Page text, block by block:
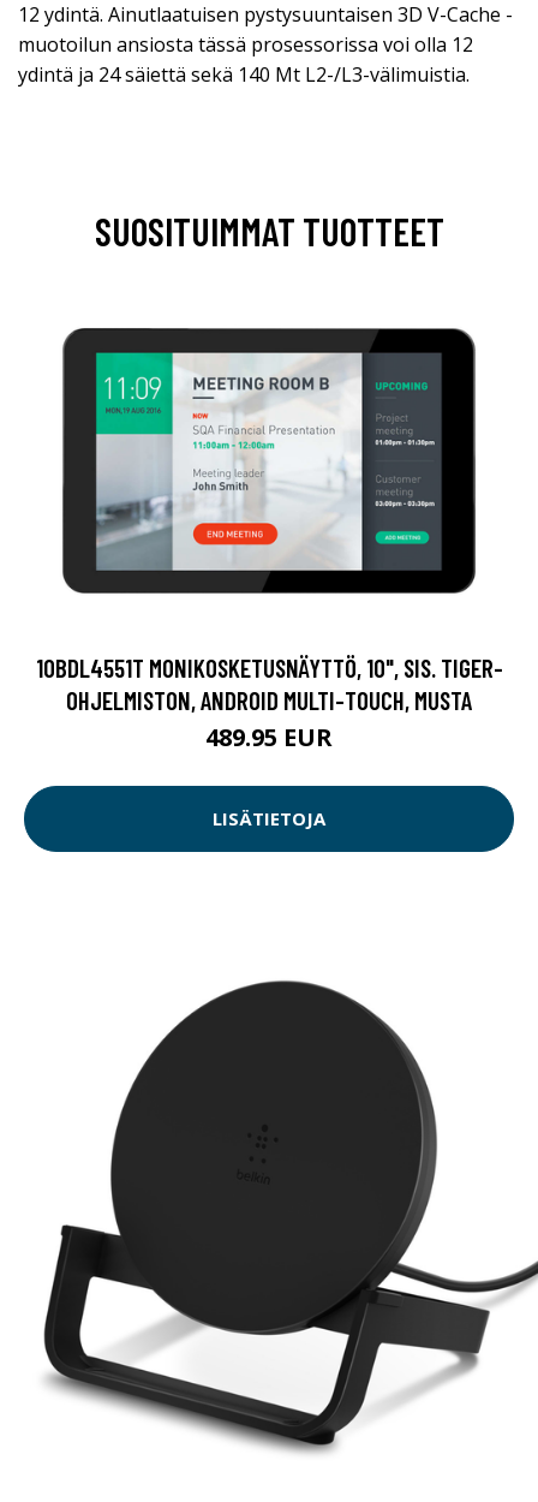
12 ydintä. Ainutlaatuisen pystysuuntaisen 3D V-Cache -
muotoilun ansiosta tässä prosessorissa voi olla 12
ydintä ja 24 säiettä sekä 140 Mt L2-/L3-välimuistia.
SUOSITUIMMAT TUOTTEET
10BDL4551T MONIKOSKETUSNÄYTTÖ, 10", SIS. TIGER-
OHJELMISTON, ANDROID MULTI-TOUCH, MUSTA
489.95 EUR
LISÄTIETOJA